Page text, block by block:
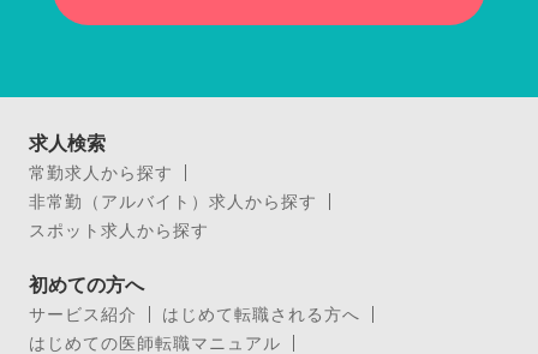
求人検索
常勤求人から探す
非常勤（アルバイト）求人から探す
スポット求人から探す
初めての方へ
サービス紹介
はじめて転職される方へ
はじめての医師転職マニュアル